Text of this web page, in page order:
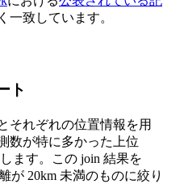
一致しています。
ト
それぞれの位置情報を用
数が特に多かった上位
ます。この join 結果を
が 20km 未満のものに絞り